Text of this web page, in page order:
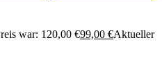
war: 120,00 €99,00 €Aktueller